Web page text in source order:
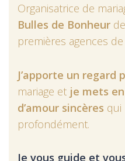
Organisatrice de
Bulles de Bonheur
premières agences
J’apporte un regard
mariage et je mets
d’amour sincères qui
profondément.
Je vous guide et